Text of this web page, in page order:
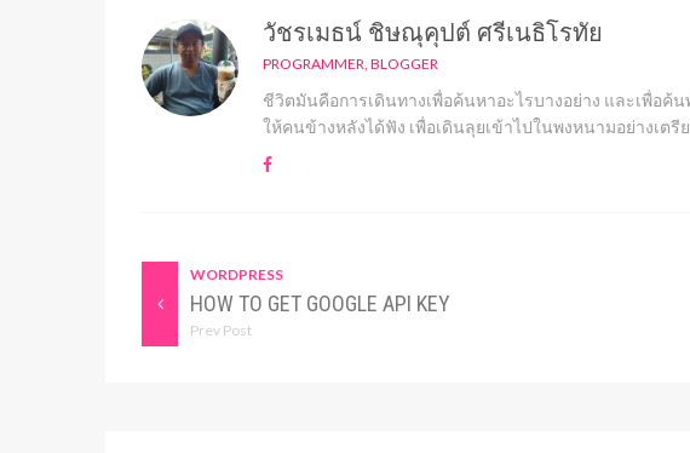
วัชรเมธน์ ชิษณุคุปต์ ศรีเนธิโรทัย
PROGRAMMER, BLOGGER
ชีวิตมันคือการเดินทางเพื่อค้นหาอะไรบางอย่าง และเพื่อค้
ให้คนข้างหลังได้ฟัง เพื่อเดินลุยเข้าไปในพงหนามอย่างเตรี
WORDPRESS
HOW TO GET GOOGLE API KEY
Prev Post